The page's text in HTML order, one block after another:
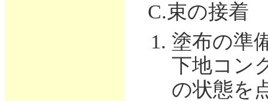
C.束の接着
塗布の準
下地コン
の状態を